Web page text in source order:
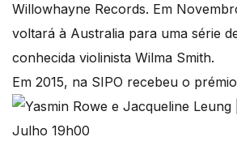
Willowhayne Records. Em
voltará à Australia para uma série
conhecida violinista Wilma Smith.
Em 2015, na SIPO recebeu o